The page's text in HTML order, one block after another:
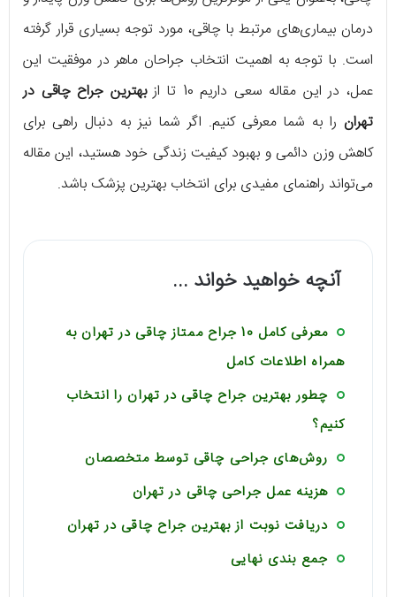
درمان بیماری‌های مرتبط با چاقی، مورد توجه بسیاری قرار گرفته
است. با توجه‌ به اهمیت انتخاب جراحان ماهر در موفقیت این
عمل، در این مقاله سعی داریم 10 تا از
بهترین جراح چاقی در
تهران را به شما معرفی کنیم. اگر شما نیز به دنبال راهی برای
کاهش وزن دائمی و بهبود کیفیت زندگی خود هستید، این مقاله
می‌تواند راهنمای مفیدی برای انتخاب بهترین پزشک باشد.
آنچه خواهید خواند ...
معرفی کامل 10 جراح ممتاز چاقی در تهران به
همراه اطلاعات کامل
چطور بهترین جراح چاقی در تهران را انتخاب
کنیم؟
روش‌های جراحی چاقی توسط متخصصان
هزینه عمل جراحی چاقی در تهران
دریافت نوبت از بهترین جراح چاقی در تهران
جمع بندی نهایی